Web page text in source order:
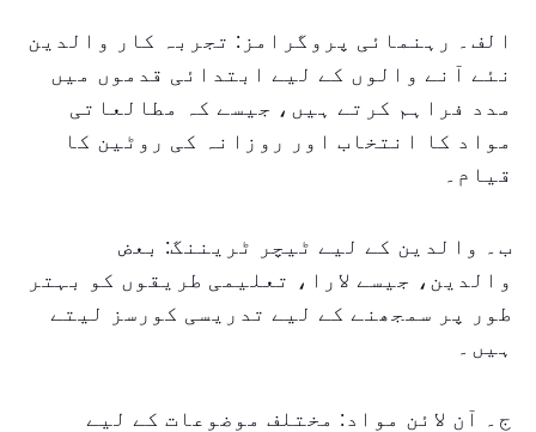
الف۔ رہنمائی پروگرامز: تجربہ کار والدین
نئے آنے والوں کے لیے ابتدائی قدموں میں
مدد فراہم کرتے ہیں، جیسے کہ مطالعاتی
مواد کا انتخاب اور روزانہ کی روٹین کا
قیام۔
ب۔ والدین کے لیے ٹیچر ٹریننگ: بعض
والدین، جیسے لارا، تعلیمی طریقوں کو بہتر
طور پر سمجھنے کے لیے تدریسی کورسز لیتے
ہیں۔
ج۔ آن لائن مواد: مختلف موضوعات کے لیے